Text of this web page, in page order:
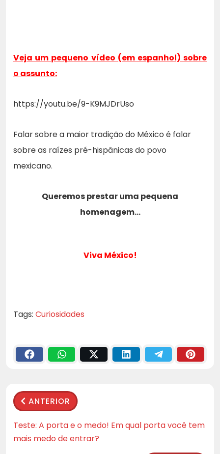
Veja um pequeno vídeo (em espanhol) sobre
o assunto:
https://youtu.be/9-K9MJDrUso
Falar sobre a maior tradição do México é falar
sobre as raízes pré-hispânicas do povo
mexicano.
Queremos prestar uma pequena
homenagem…
Viva México!
Tags: Curiosidades
ANTERIOR
Teste: A porta e o medo! Em qual porta você tem
mais medo de entrar?